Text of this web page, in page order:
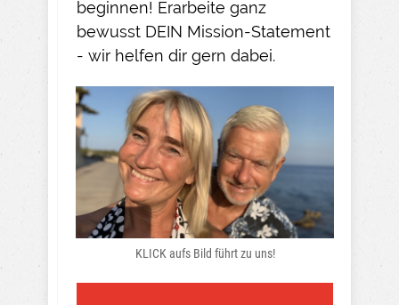
beginnen! Erarbeite ganz
bewusst DEIN Mission-Statement
- wir helfen dir gern dabei.
KLICK aufs Bild führt zu uns!